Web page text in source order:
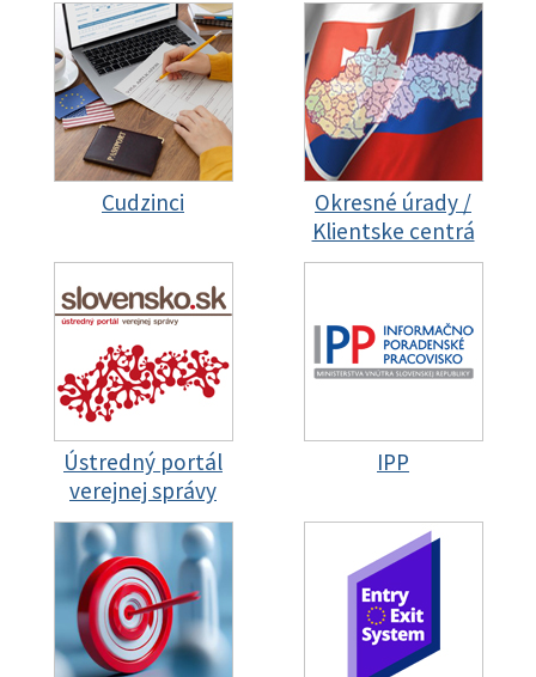
Cudzinci
Okresné úrady /
Klientske centrá
Ústredný portál
verejnej správy
IPP